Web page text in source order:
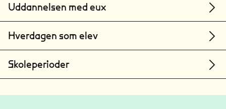
Uddannelsen med eux
Hverdagen som elev
Skoleperioder